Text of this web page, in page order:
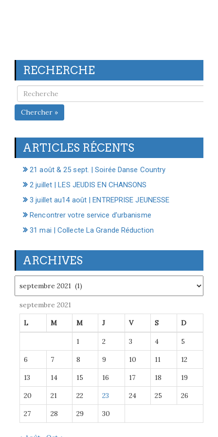
RECHERCHE
Chercher »
ARTICLES RÉCENTS
21 août & 25 sept. | Soirée Danse Country
2 juillet | LES JEUDIS EN CHANSONS
3 juillet au14 août | ENTREPRISE JEUNESSE
Rencontrer votre service d’urbanisme
31 mai | Collecte La Grande Réduction
ARCHIVES
septembre 2021
L M M J V S D
1 2 3 4 5
6 7 8 9 10 11 12
13 14 15 16 17 18 19
20 21 22 23 24 25 26
27 28 29 30